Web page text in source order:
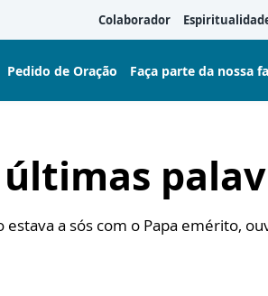
Colaborador
Pedido de Oração Faça parte da nossa
a sós com o Papa emérito,